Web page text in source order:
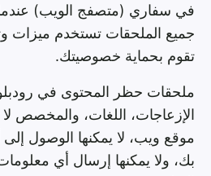
في سفاري (متصفج الويب) عندما
جميع الملحقات تستخدم ميزات
تقوم بحماية خصوصيتك.
ملحقات حظر المحتوى في رودبلوك:
الإزعاجات، اللغات، والمخصص
موقع ويب، لا يمكنها الوصول
بك، ولا يمكنها إرسال أي